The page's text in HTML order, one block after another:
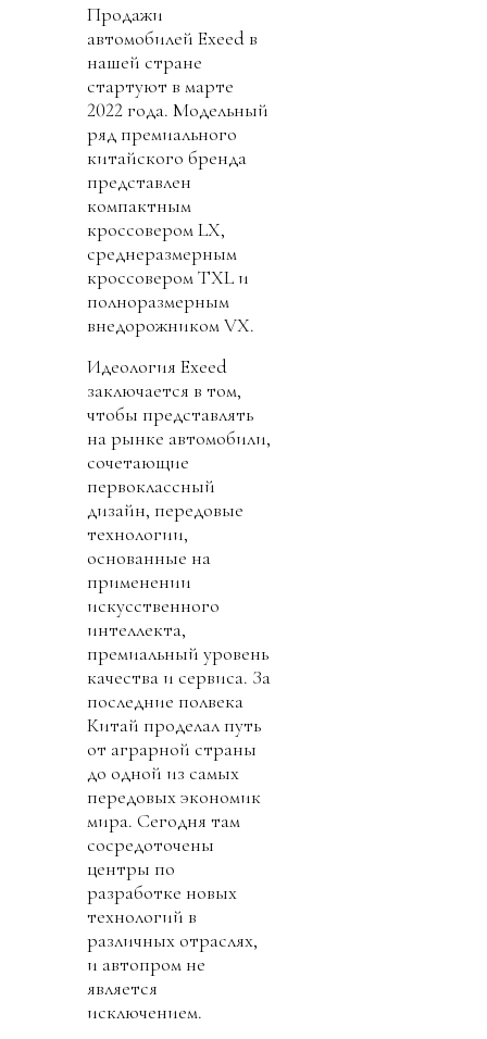
Продажи
автомобилей Exeed в
нашей стране
стартуют в марте
2022 года. Модельный
ряд премиального
китайского бренда
представлен
компактным
кроссовером LX,
среднеразмерным
кроссовером TXL и
полноразмерным
внедорожником VX.
Идеология Exeed
заключается в том,
чтобы представлять
на рынке автомобили,
сочетающие
первоклассный
дизайн, передовые
технологии,
основанные на
применении
искусственного
интеллекта,
премиальный уровень
качества и сервиса. За
последние полвека
Китай проделал путь
от аграрной страны
до одной из самых
передовых экономик
мира. Сегодня там
сосредоточены
центры по
разработке новых
технологий в
различных отраслях,
и автопром не
является
исключением.